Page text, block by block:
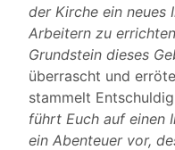
der Kirche ein neues
Arbeitern zu
Grundstein dieses
überrascht und
stammelt
führt Euch auf einen
ein Abenteuer vor,